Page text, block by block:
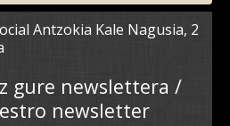
Antzokia Kale Nagusia, 2
gure newslettera /
newsletter